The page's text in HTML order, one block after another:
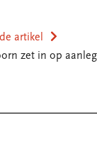
artikel
zet in op